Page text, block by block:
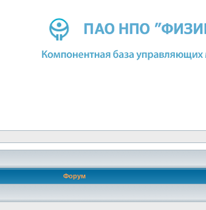
Форум